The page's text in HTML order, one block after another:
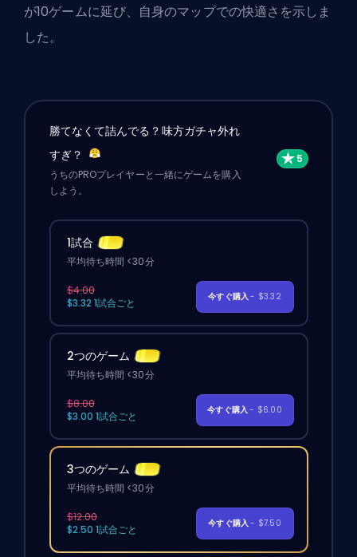
が10ゲームに延び、自身のマップでの快適さを示しま
した。
勝てなくて詰んでる？味方ガチャ外れ
すぎ？
うちのPROプレイヤーと一緒にゲームを購入
しよう。
1試合
平均待ち時間 <30分
$4.00
$3.32 1試合ごと
今すぐ購入- $3.32
2つのゲーム
平均待ち時間 <30分
$8.00
$3.00 1試合ごと
今すぐ購入- $6.00
3つのゲーム
平均待ち時間 <30分
$12.00
$2.50 1試合ごと
今すぐ購入- $7.50